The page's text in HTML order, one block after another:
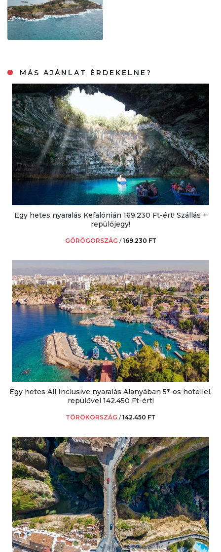
MÁS AJÁNLAT ÉRDEKELNE?
Egy hetes nyaralás Kefalónián 169.230 Ft-ért! Szállás +
repülőjegy!
GÖRÖGORSZÁG /169.230 FT
Egy hetes All Inclusive nyaralás Alanyában 5*-os hotellel,
repülővel 142.450 Ft-ért!
TÖRÖKORSZÁG /142.450 FT